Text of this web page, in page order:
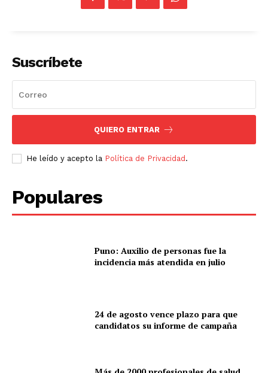
Suscríbete
QUIERO ENTRAR
He leído y acepto la Política de Privacidad .
Populares
Puno: Auxilio de personas fue la
incidencia más atendida en julio
24 de agosto vence plazo para que
candidatos su informe de campaña